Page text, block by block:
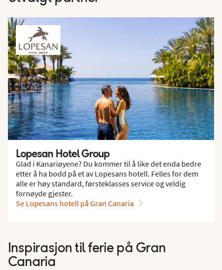
Lopesan Hotel Group
Glad i Kanariøyene? Du kommer til å like det enda bedre
etter å ha bodd på et av Lopesans hotell. Felles for dem
alle er høy standard, førsteklasses service og veldig
fornøyde gjester.
Se Lopesans hotell på Gran Canaria
Inspirasjon til ferie på Gran
Canaria